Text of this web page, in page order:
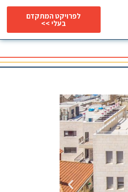
לפרויקט המתקדם
בעלי >>